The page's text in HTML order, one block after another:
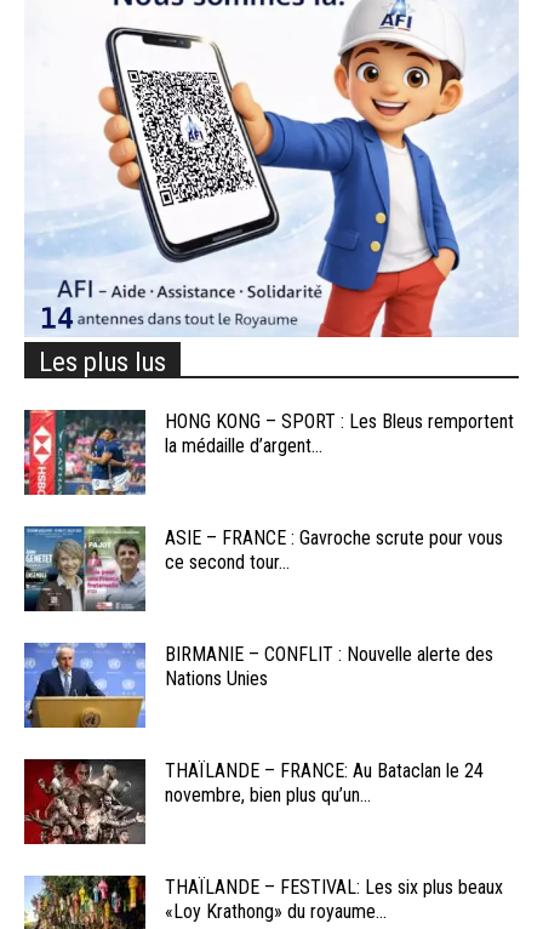
Les plus lus
HONG KONG – SPORT : Les Bleus remportent
la médaille d’argent...
ASIE – FRANCE : Gavroche scrute pour vous
ce second tour...
BIRMANIE – CONFLIT : Nouvelle alerte des
Nations Unies
THAÏLANDE – FRANCE: Au Bataclan le 24
novembre, bien plus qu’un...
THAÏLANDE – FESTIVAL: Les six plus beaux
«Loy Krathong» du royaume...